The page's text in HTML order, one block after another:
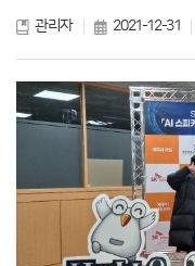
관리자 2021-12-31